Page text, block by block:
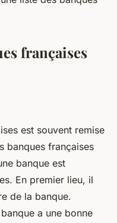
françaises
est souvent remise
banques françaises
banque est
En premier lieu, il
de la banque.
a une bonne